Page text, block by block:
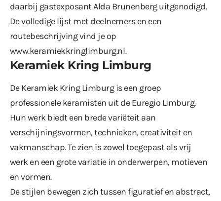
daarbij gastexposant Alda Brunenberg uitgenodigd.
De volledige lijst met deelnemers en een
routebeschrijving vind je op
www.keramiekkringlimburg.nl.
Keramiek Kring Limburg
De Keramiek Kring Limburg is een groep
professionele keramisten uit de Euregio Limburg.
Hun werk biedt een brede variëteit aan
verschijningsvormen, technieken, creativiteit en
vakmanschap. Te zien is zowel toegepast als vrij
werk en een grote variatie in onderwerpen, motieven
en vormen.
De stijlen bewegen zich tussen figuratief en abstract,